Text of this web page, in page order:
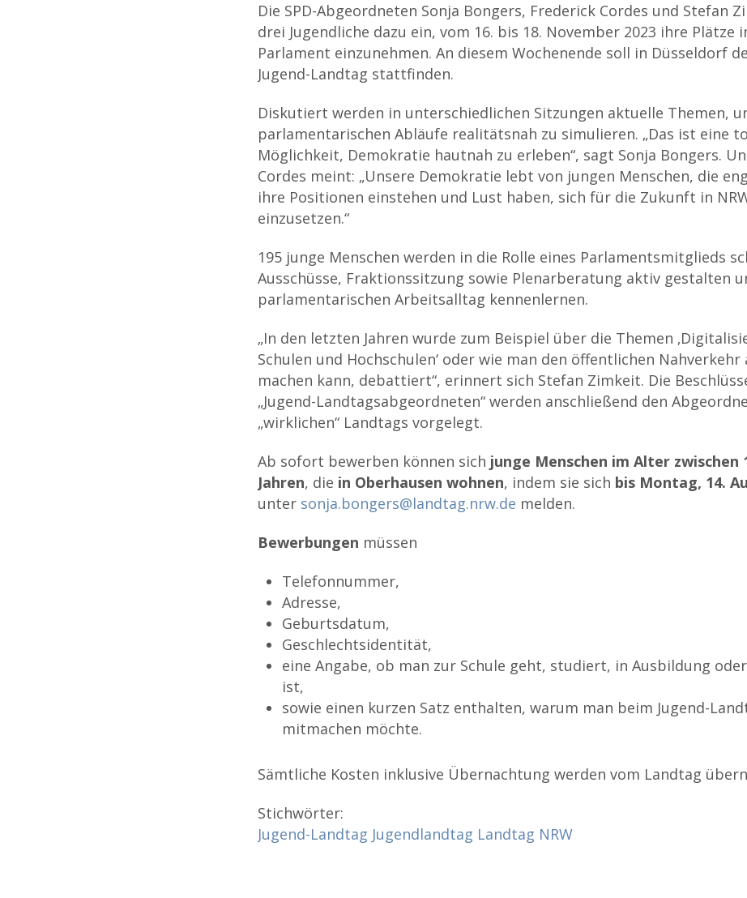
Die SPD-Abgeordneten Sonja Bongers, Frederick Cordes und Stefan
drei Jugendliche dazu ein, vom 16. bis 18. November 2023 ihre Plätze
Parlament einzunehmen. An diesem Wochenende soll in Düsseldorf
Jugend-Landtag stattfinden.
Diskutiert werden in unterschiedlichen Sitzungen aktuelle Themen,
parlamentarischen Abläufe realitätsnah zu simulieren. „Das ist eine
Möglichkeit, Demokratie hautnah zu erleben“, sagt Sonja Bongers.
Cordes meint: „Unsere Demokratie lebt von jungen Menschen, die
ihre Positionen einstehen und Lust haben, sich für die Zukunft in
einzusetzen.“
195 junge Menschen werden in die Rolle eines Parlamentsmitglieds
Ausschüsse, Fraktionssitzung sowie Plenarberatung aktiv gestalten
parlamentarischen Arbeitsalltag kennenlernen.
„In den letzten Jahren wurde zum Beispiel über die Themen
Schulen und Hochschulen‘ oder wie man den öffentlichen
machen kann, debattiert“, erinnert sich Stefan Zimkeit. Die
„Jugend-Landtagsabgeordneten“ werden anschließend den
„wirklichen“ Landtags vorgelegt.
Ab sofort bewerben können sich junge Menschen im Alter zwischen
Jahren, die in Oberhausen wohnen, indem sie sich bis Montag, 14.
unter sonja.bongers@landtag.nrw.de melden.
Bewerbungen müssen
Telefonnummer,
Adresse,
Geburtsdatum,
Geschlechtsidentität,
eine Angabe, ob man zur Schule geht, studiert, in Ausbildung
ist,
sowie einen kurzen Satz enthalten, warum man beim Jugend-
mitmachen möchte.
Sämtliche Kosten inklusive Übernachtung werden vom Landtag
Stichwörter:
Jugend-Landtag Jugendlandtag Landtag NRW